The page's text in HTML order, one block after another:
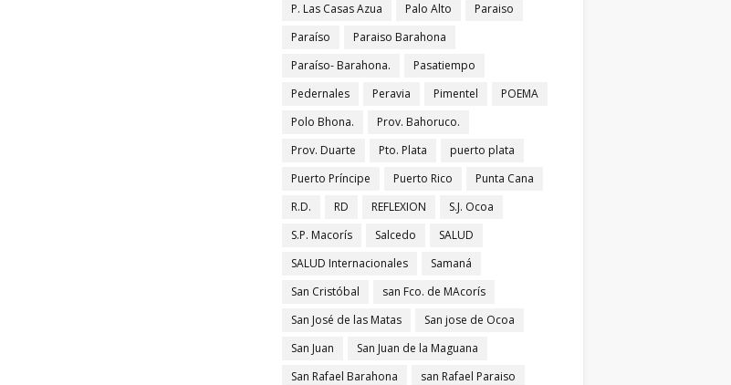
P. Las Casas Azua
Palo Alto
Paraiso
Paraíso
Paraiso Barahona
Paraíso- Barahona.
Pasatiempo
Pedernales
Peravia Pimentel
POEMA
Polo Bhona.
Prov. Bahoruco.
Prov. Duarte
Pto. Plata
puerto plata
Puerto Príncipe
Puerto Rico
Punta Cana
R.D.
RD REFLEXION
S.J. Ocoa
S.P. Macorís
Salcedo
SALUD
SALUD Internacionales
Samaná
San Cristóbal
san Fco. de MAcorís
San José de las Matas
San jose de Ocoa
San Juan
San Juan de la Maguana
San Rafael Barahona
san Rafael Paraiso